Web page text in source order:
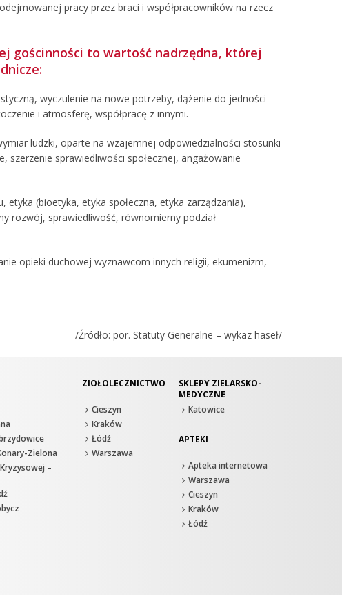
pracy przez braci i współpracowników na rzecz
gościnności to wartość nadrzędna, której
wyczulenie na nowe potrzeby, dążenie do jedności
i atmosferę, współpracę z innymi.
ludzki, oparte na wzajemnej odpowiedzialności stosunki
szerzenie sprawiedliwości społecznej, angażowanie
etyka (bioetyka, etyka społeczna, etyka zarządzania),
rozwój, sprawiedliwość, równomierny podział
opieki duchowej wyznawcom innych religii, ekumenizm,
/Źródło: por. Statuty Generalne – wykaz haseł/
Zielona
–
ZIOŁOLECZNICTWO
Cieszyn
Kraków
Łódź
Warszawa
SKLEPY ZIELARSKO-
MEDYCZNE
Katowice
APTEKI
Apteka internetowa
Warszawa
Cieszyn
Kraków
Łódź